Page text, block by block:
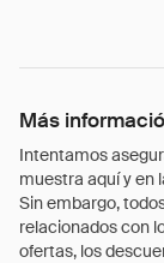
Más
Intentamos
muestra aquí y en
Sin embargo,
relacionados con
ofertas, los